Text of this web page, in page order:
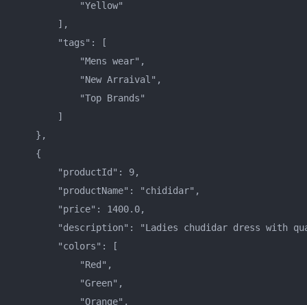
            "Yellow"
        ],
        "tags": [
            "Mens wear",
            "New Arraival",
            "Top Brands"
        ]
    },
    {
        "productId": 9,
        "productName": "chididar",
        "price": 1400.0,
"description": "Ladies chudidar dress
        "colors": [
            "Red",
            "Green",
            "Orange",